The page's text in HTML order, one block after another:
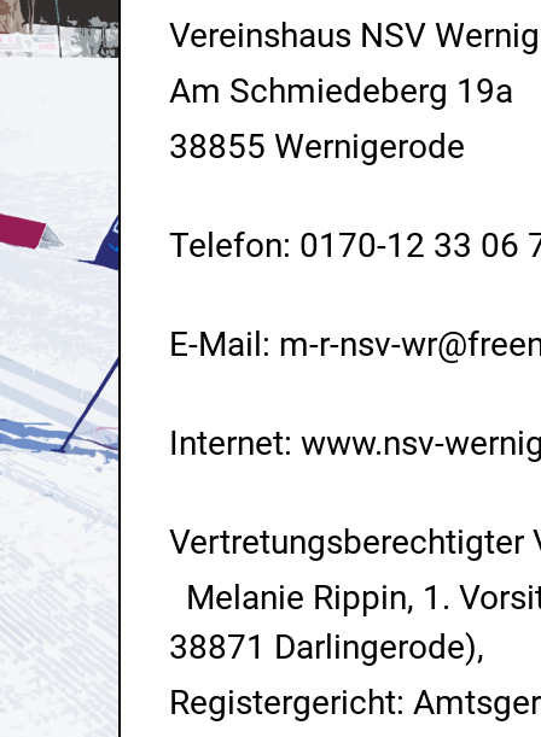
Vereinshaus NSV
Am Schmiedeberg 19a
38855 Wernigerode
Telefon: 0170-12 33 06
E-Mail: m-r-nsv-
Internet: www.nsv-
Vertretungsberechtigter
Melanie Rippin, 1.
38871 Darlingerode),
Registergericht: